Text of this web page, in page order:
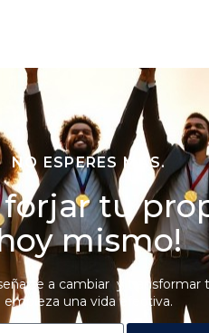
NO ESPERES MÁS.
forjar tu
mismo!
a cambiar y transformar
empieza una vida efectiva.